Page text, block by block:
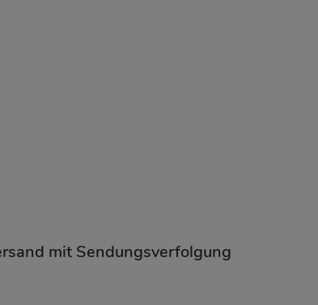
mit Sendungsverfolgung